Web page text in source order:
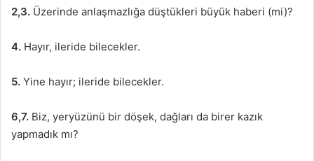
2,3. Üzerinde anlaşmazlığa düştükleri büyük haberi (mi)?
4. Hayır, ileride bilecekler.
5. Yine hayır; ileride bilecekler.
6,7. Biz, yeryüzünü bir döşek, dağları da birer kazık
yapmadık mı?